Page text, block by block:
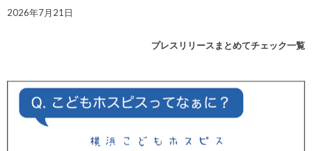
2026年7月21日
プレスリリースまとめてチェック一覧